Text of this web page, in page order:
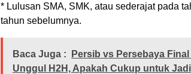
* Lulusan SMA, SMK, atau sederajat pada
tahun sebelumnya.
Baca Juga :
Persib vs Persebaya
Unggul H2H, Apakah Cukup untuk